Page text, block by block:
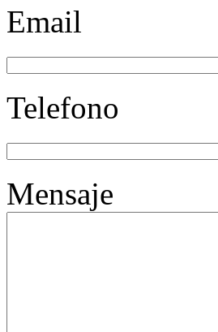
Email
Telefono
Mensaje